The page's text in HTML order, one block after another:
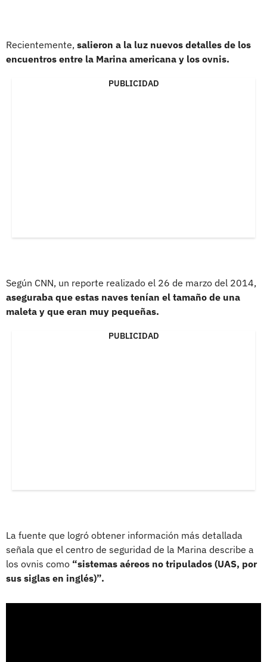
Recientemente, salieron a la luz nuevos detalles de los
encuentros entre la Marina americana y los ovnis.
PUBLICIDAD
Según CNN, un reporte realizado el 26 de marzo del 2014,
aseguraba que estas naves tenían el tamaño de una
maleta y que eran muy pequeñas.
PUBLICIDAD
La fuente que logró obtener información más detallada
señala que el centro de seguridad de la Marina describe a
los ovnis como “sistemas aéreos no tripulados (UAS, por
sus siglas en inglés)”.